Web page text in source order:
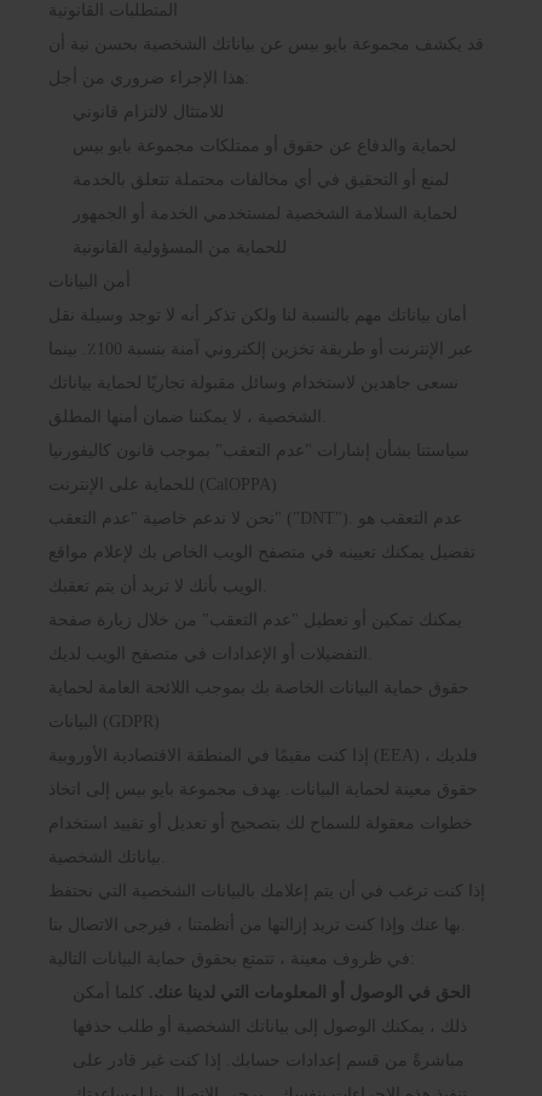
المتطلبات القانونية
قد يكشف مجموعة بايو بيس عن بياناتك الشخصية بحسن نية أن
للامتثال لالتزام قانوني
لحماية والدفاع عن حقوق أو ممتلكات مجموعة بايو بيس
لمنع أو التحقيق في أي مخالفات محتملة تتعلق بالخدمة
لحماية السلامة الشخصية لمستخدمي الخدمة أو الجمهور
للحماية من المسؤولية القانونية
أمن البيانات
أمان بياناتك مهم بالنسبة لنا ولكن تذكر أنه لا توجد وسيلة نقل
عبر الإنترنت أو طريقة تخزين إلكتروني آمنة بنسبة 100٪. بينما
نسعى جاهدين لاستخدام وسائل مقبولة تجاريًا لحماية بياناتك
سياستنا بشأن إشارات "عدم التعقب" بموجب قانون كاليفورنيا
للحماية على الإنترنت (CalOPPA)
نحن لا ندعم خاصية "عدم التعقب" ("DNT"). عدم التعقب هو
تفضيل يمكنك تعيينه في متصفح الويب الخاص بك لإعلام مواقع
يمكنك تمكين أو تعطيل "عدم التعقب" من خلال زيارة صفحة
حقوق حماية البيانات الخاصة بك بموجب اللائحة العامة لحماية
البيانات (GDPR)
إذا كنت مقيمًا في المنطقة الاقتصادية الأوروبية (EEA) ، فلديك
حقوق معينة لحماية البيانات. يهدف مجموعة بايو بيس إلى اتخاذ
خطوات معقولة للسماح لك بتصحيح أو تعديل أو تقييد استخدام
إذا كنت ترغب في أن يتم إعلامك بالبيانات الشخصية التي نحتفظ
الحق في الوصول أو المعلومات التي لدينا عنك. كلما أمكن
ذلك ، يمكنك الوصول إلى بياناتك الشخصية أو طلب حذفها
مباشرةً من قسم إعدادات حسابك. إذا كنت غير قادر على